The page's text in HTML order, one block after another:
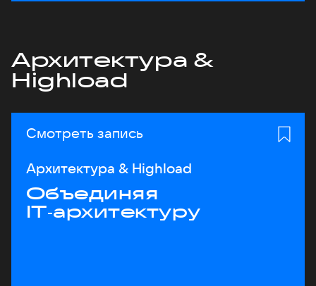
Архитектура &
Highload
Смотреть запись
Архитектура & Highload
Объединяя
IT‑архитектуру